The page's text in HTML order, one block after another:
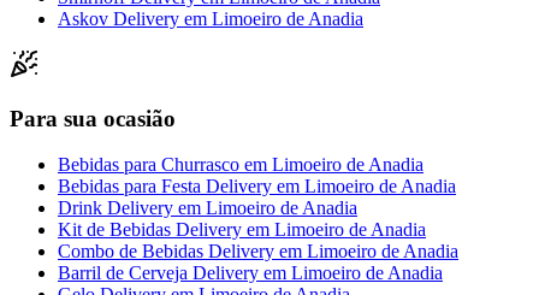
Askov Delivery em Limoeiro de Anadia
Para sua ocasião
Bebidas para Churrasco em Limoeiro de Anadia
Bebidas para Festa Delivery em Limoeiro de Anadia
Drink Delivery em Limoeiro de Anadia
Kit de Bebidas Delivery em Limoeiro de Anadia
Combo de Bebidas Delivery em Limoeiro de Anadia
Barril de Cerveja Delivery em Limoeiro de Anadia